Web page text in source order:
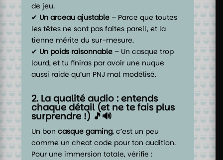
de jeu.
✔ Un arceau ajustable – Parce que toutes
les têtes ne sont pas faites pareil, et la
tienne mérite du sur-mesure.
✔ Un poids raisonnable – Un casque trop
lourd, et tu finiras par avoir une nuque
aussi raide qu’un PNJ mal modélisé.
2. La qualité audio : entends
chaque détail (et ne te fais plus
surprendre !) 🎵🔊
Un boncasque gaming, c’est un peu
comme un cheat code pour ton audition.
Pour une immersion totale, vérifie :